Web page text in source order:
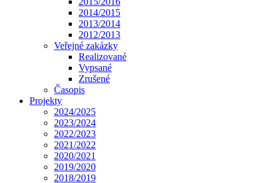
2014/2015
2013/2014
2012/2013
Veřejné zakázky
Realizované
Vypsané
Zrušené
Časopis
Projekty
2024/2025
2023/2024
2022/2023
2021/2022
2020/2021
2019/2020
2018/2019